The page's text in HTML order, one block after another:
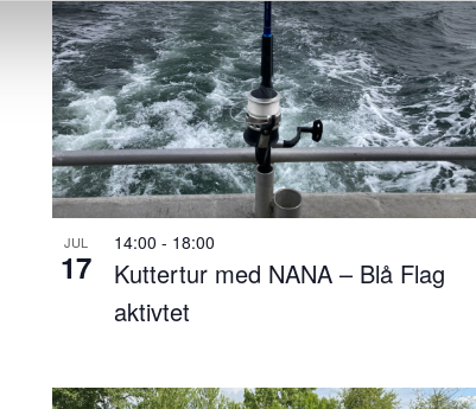
JUL
17
Kuttertur med NANA – Blå Flag
aktivtet
14:00 - 18:00